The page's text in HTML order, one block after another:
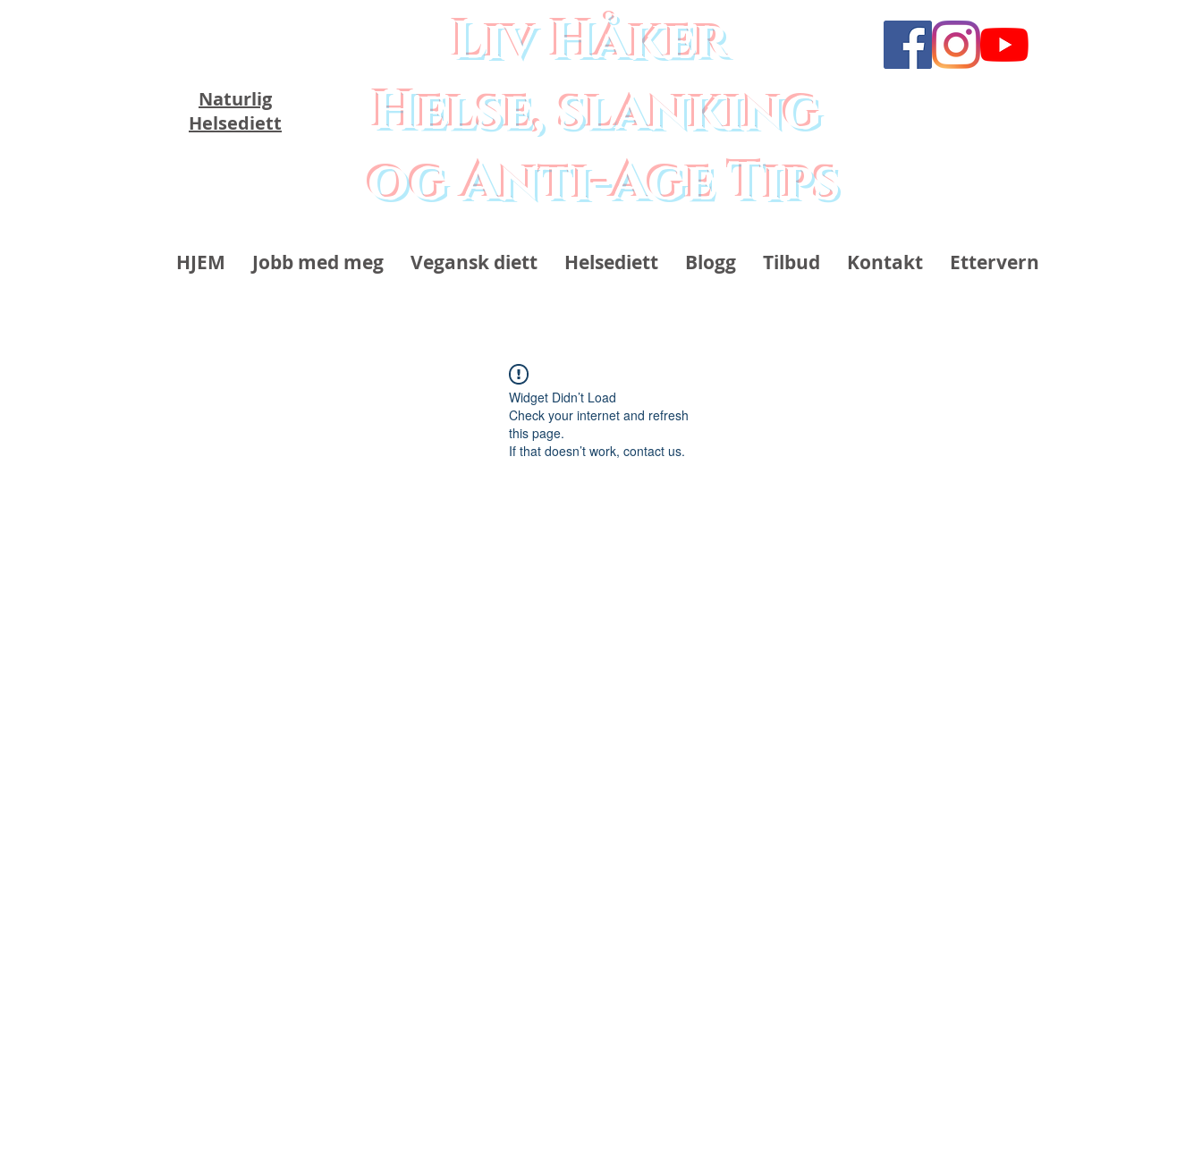
Liv Håker
Helse, slanking
og Anti-Age Tips
Naturlig
Helsediett
HJEM Jobb med meg Vegansk diett Helsediett Blogg Tilbud Kontakt Ettervern
Widget Didn’t Load
Check your internet and refresh
this page.
If that doesn’t work, contact us.